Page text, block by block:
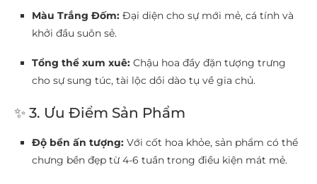
Màu Trắng Đốm: Đại diện cho sự mới mẻ, cá tính và
khởi đầu suôn sẻ.
Tổng thể xum xuê: Chậu hoa đầy đặn tượng trưng
cho sự sung túc, tài lộc dồi dào tụ về gia chủ.
✨ 3. Ưu Điểm Sản Phẩm
Độ bền ấn tượng: Với cốt hoa khỏe, sản phẩm có thể
chưng bền đẹp từ 4-6 tuần trong điều kiện mát mẻ.